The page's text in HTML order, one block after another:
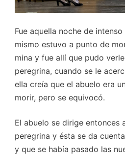
Fue aquella noche de
mismo estuvo a punto de
mina y fue allí que pudo
peregrina, cuando se le
ella creía que el abuelo era
morir, pero se equivocó.
El abuelo se dirige entonces
peregrina y ésta se da
y que se había pasado las